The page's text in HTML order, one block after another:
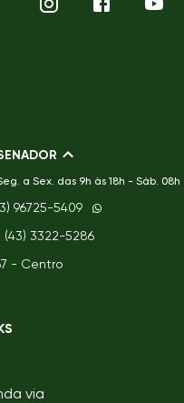
a Sex. das 9h às 18h - Sáb. 08h
96725-5409
3322-5286
- Centro
via